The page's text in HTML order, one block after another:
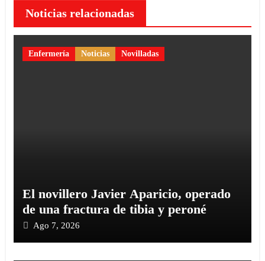
Noticias relacionadas
Enfermería Noticias Novilladas
El novillero Javier Aparicio, operado
de una fractura de tibia y peroné
Ago 7, 2026